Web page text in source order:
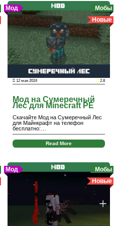
Мод
Мобы
Новые
12 мая 2024 2.8
Мод на Сумеречный
Лес для Minecraft PE
Скачайте Мод на Сумеречный Лес
для Майнкрафт на телефон
бесплатно:…
Read More
Мод
Мобы
Новые